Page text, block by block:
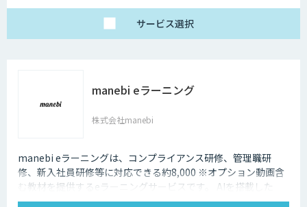
サービス選択
manebi eラーニング
株式会社manebi
manebi eラーニングは、コンプライアンス研修、管理職研
修、新入社員研修等に対応できる約8,000 ※オプション動画含
む教材を提供するeラーニングサービスです。 AIを搭載した
LMSが、ジャンルや研修時間などに応じて最適なプログラムを